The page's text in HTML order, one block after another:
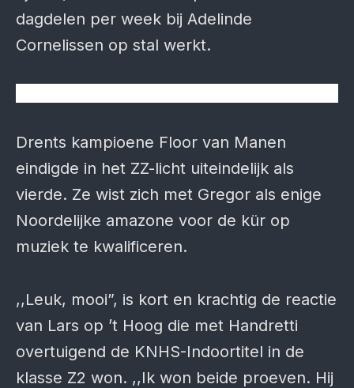
dagdelen per week bij Adelinde
Cornelissen op stal werkt.
Drents kampioene Floor van Manen
eindigde in het ZZ-licht uiteindelijk als
vierde. Ze wist zich met Gregor als enige
Noordelijke amazone voor de kür op
muziek te kwalificeren.
,,Leuk, mooi”, is kort en krachtig de reactie
van Lars op ’t Hoog die met Handretti
overtuigend de KNHS-Indoortitel in de
klasse Z2 won. ,,Ik won beide proeven. Hij